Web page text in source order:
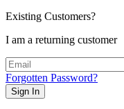
Existing Customers?
I am a returning customer
Forgotten Password?
Sign In